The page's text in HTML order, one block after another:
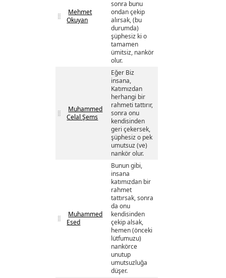
Mehmet
Okuyan
sonra bunu
ondan çekip
alırsak, (bu
durumda)
şüphesiz ki o
tamamen
ümitsiz, nankör
olur.
Muhammed
Celal Şems
Eğer Biz
insana,
Katımızdan
herhangi bir
rahmeti tattırır,
sonra onu
kendisinden
geri çekersek,
şüphesiz o pek
umutsuz (ve)
nankör olur.
Muhammed
Esed
Bunun gibi,
insana
katımızdan bir
rahmet
tattırsak, sonra
da onu
kendisinden
çekip alsak,
hemen (önceki
lütfumuzu)
nankörce
unutup
umutsuzluğa
düşer.